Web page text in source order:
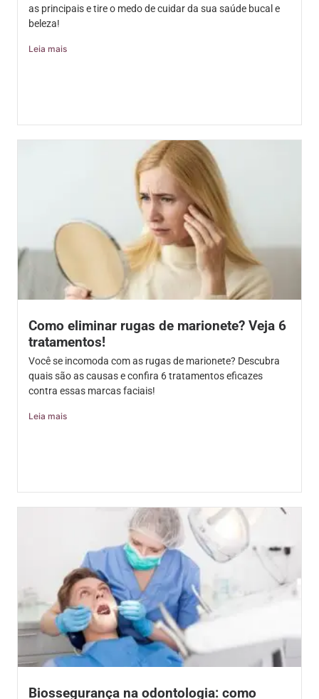
as principais e tire o medo de cuidar da sua saúde bucal e
beleza!
Leia mais
Como eliminar rugas de marionete? Veja 6
tratamentos!
Você se incomoda com as rugas de marionete? Descubra
quais são as causas e confira 6 tratamentos eficazes
contra essas marcas faciais!
Leia mais
Biossegurança na odontologia: como